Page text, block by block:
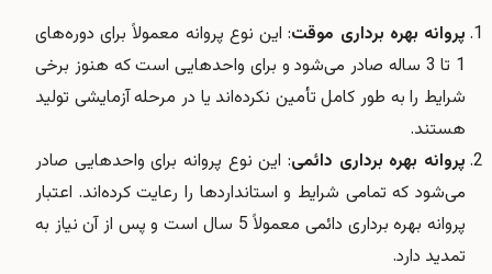
پروانه بهره برداری موقت: این نوع پروانه معمولاً برای دوره‌های
1 تا 3 ساله صادر می‌شود و برای واحدهایی است که هنوز برخی
شرایط را به طور کامل تأمین نکرده‌اند یا در مرحله آزمایشی تولید
هستند.
پروانه بهره برداری دائمی: این نوع پروانه برای واحدهایی صادر
می‌شود که تمامی شرایط و استانداردها را رعایت کرده‌اند. اعتبار
پروانه بهره برداری دائمی معمولاً 5 سال است و پس از آن نیاز به
تمدید دارد.